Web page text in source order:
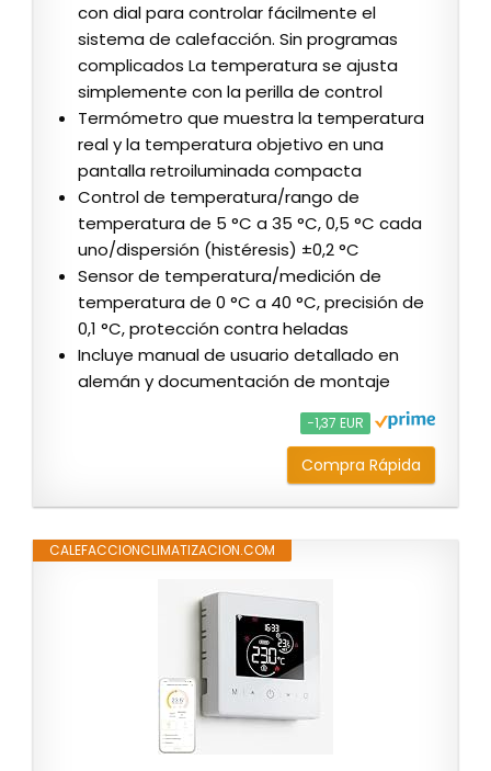
con dial para controlar fácilmente el
sistema de calefacción. Sin programas
complicados La temperatura se ajusta
simplemente con la perilla de control
Termómetro que muestra la temperatura
real y la temperatura objetivo en una
pantalla retroiluminada compacta
Control de temperatura/rango de
temperatura de 5 °C a 35 °C, 0,5 °C cada
uno/dispersión (histéresis) ±0,2 °C
Sensor de temperatura/medición de
temperatura de 0 °C a 40 °C, precisión de
0,1 °C, protección contra heladas
Incluye manual de usuario detallado en
alemán y documentación de montaje
−1,37 EUR
Compra Rápida
CALEFACCIONCLIMATIZACION.COM